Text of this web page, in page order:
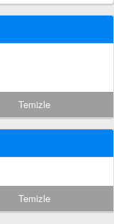
Temizle
Temizle